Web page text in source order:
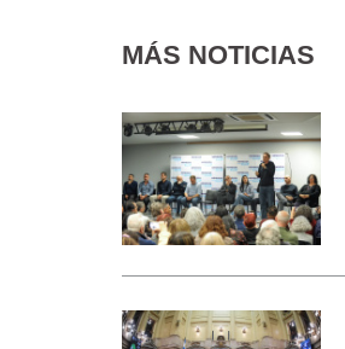
MÁS NOTICIAS